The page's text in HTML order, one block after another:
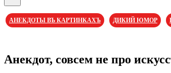
Открыть
АНЕКДОТЫ ВЪ КАРТИНКАХЪ ДИКИЙ ЮМОР
Анекдот, совсем не про